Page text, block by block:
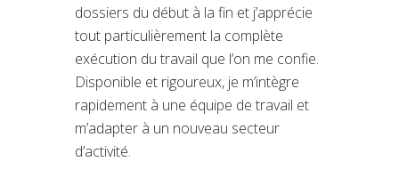
dossiers du début à la fin et j’apprécie
tout particulièrement la complète
exécution du travail que l’on me confie.
Disponible et rigoureux, je m’intègre
rapidement à une équipe de travail et
m’adapter à un nouveau secteur
d’activité.